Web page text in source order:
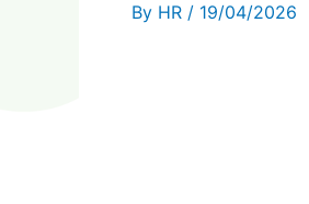
By HR / 19/04/2026